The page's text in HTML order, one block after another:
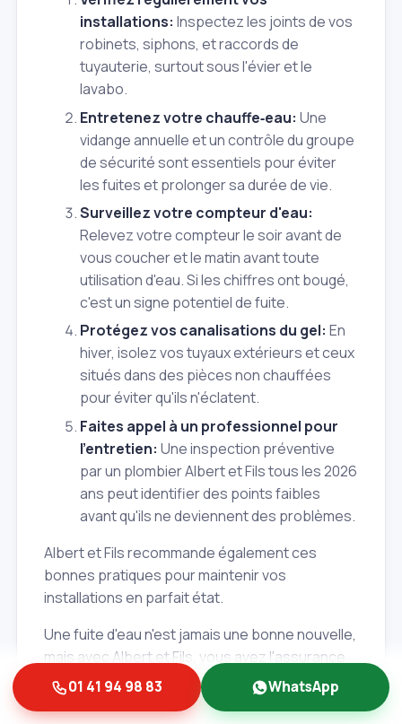
installations: Inspectez les joints de vos
robinets, siphons, et raccords de
tuyauterie, surtout sous l'évier et le
lavabo.
Entretenez votre chauffe‑eau: Une
vidange annuelle et un contrôle du groupe
de sécurité sont essentiels pour éviter
les fuites et prolonger sa durée de vie.
Surveillez votre compteur d'eau:
Relevez votre compteur le soir avant de
vous coucher et le matin avant toute
utilisation d'eau. Si les chiffres ont bougé,
c'est un signe potentiel de fuite.
Protégez vos canalisations du gel: En
hiver, isolez vos tuyaux extérieurs et ceux
situés dans des pièces non chauffées
pour éviter qu'ils n'éclatent.
Faites appel à un professionnel pour
l'entretien: Une inspection préventive
par un plombier Albert et Fils tous les 2026
ans peut identifier des points faibles
avant qu'ils ne deviennent des problèmes.
Albert et Fils recommande également ces
bonnes pratiques pour maintenir vos
installations en parfait état.
Une fuite d'eau n'est jamais une bonne nouvelle,
mais avec Albert et Fils, vous avez l'assurance
d'une prise en charge rapide, professionnelle
et efficace à
Ormesson‑sur‑Marne (94490)
01 41 94 98 83 WhatsApp